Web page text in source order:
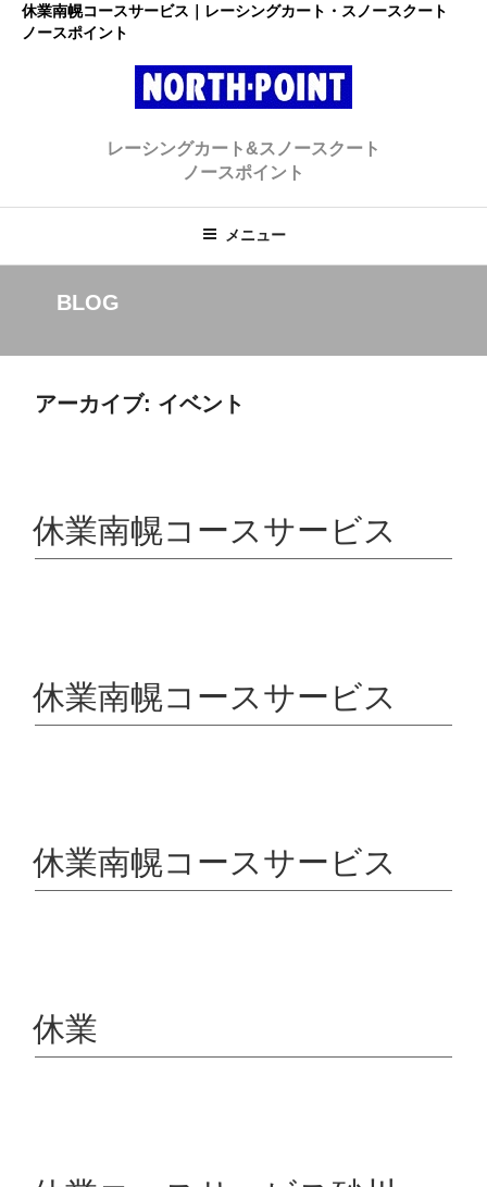
休業南幌コースサービス｜レーシングカート・スノースクート
ノースポイント
ト ノースポイント
レーシングカート&スノースクート
ノースポイント
メニュー
BLOG
アーカイブ: イベント
休業南幌コースサービス
休業南幌コースサービス
休業南幌コースサービス
休業